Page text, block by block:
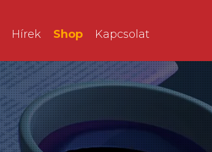
Hírek Shop Kapcsolat